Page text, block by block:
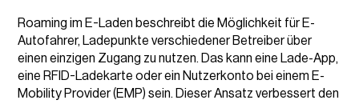
Roaming im E-Laden beschreibt die Möglichkeit für E-
Autofahrer, Ladepunkte verschiedener Betreiber über
einen einzigen Zugang zu nutzen. Das kann eine Lade-App,
eine RFID-Ladekarte oder ein Nutzerkonto bei einem E-
Mobility Provider (EMP) sein. Dieser Ansatz verbessert den